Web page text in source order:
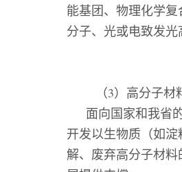
能基团、物理化学
分子、光或电致发
（3） 高分子材
面向国家和我省
开发以生物质（如
解、废弃高分子材